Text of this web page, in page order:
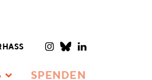
SPENDEN